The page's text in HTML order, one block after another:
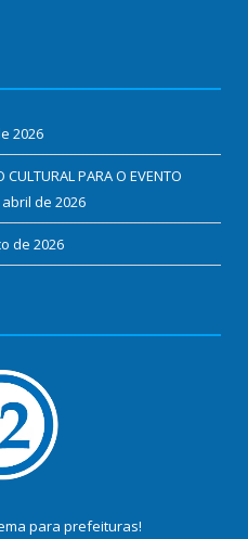
2026
CULTURAL PARA O EVENTO
de 2026
de 2026
para prefeituras!